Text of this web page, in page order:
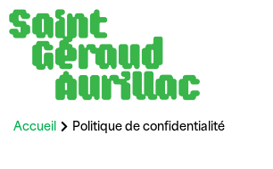
Accueil Politique de confidentialité